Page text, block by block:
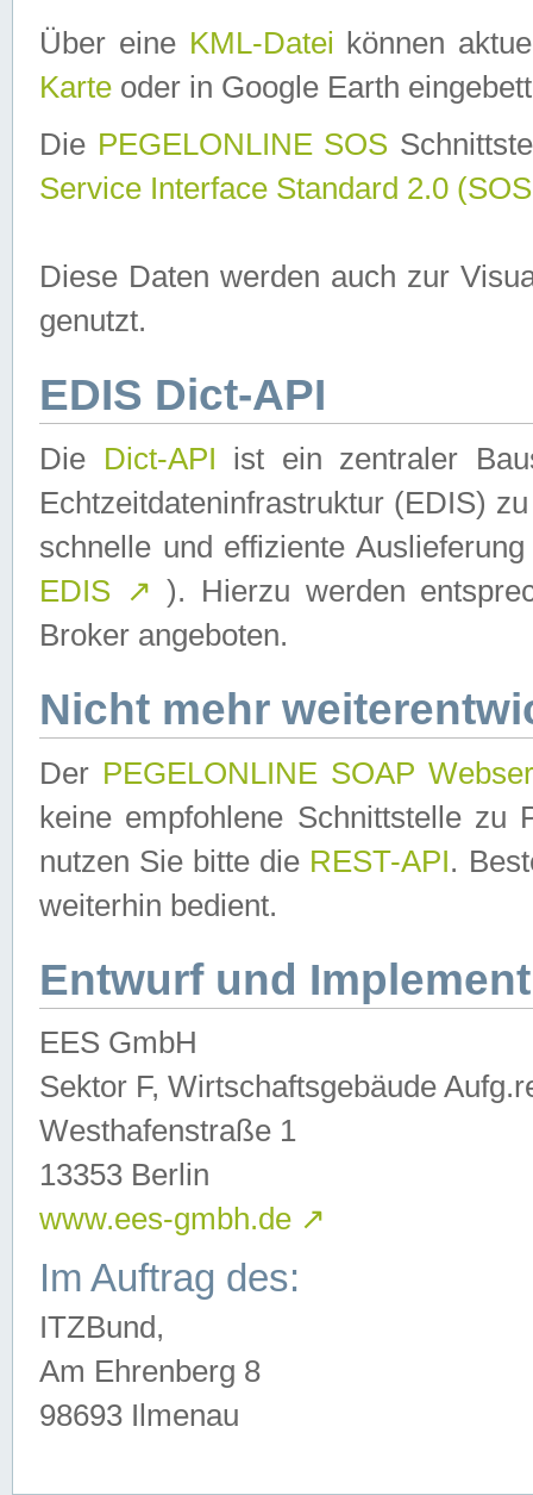
Über eine KML-Datei können
Karte oder in Google Earth
Die PEGELONLINE SOS
Service Interface Standard 2.0
Diese Daten werden auch zur
genutzt.
EDIS Dict-API
Die Dict-API ist ein zentraler
Echtzeitdateninfrastruktur (EDIS)
schnelle und effiziente
EDIS ↗ ). Hierzu werden
Broker angeboten.
Nicht mehr
Der PEGELONLINE SOAP
keine empfohlene Schnittstelle zu
nutzen Sie bitte die REST-API.
weiterhin bedient.
Entwurf und
EES GmbH
Sektor F, Wirtschaftsgebäude
Westhafenstraße 1
13353 Berlin
www.ees-gmbh.de ↗
Im Auftrag des:
ITZBund,
Am Ehrenberg 8
98693 Ilmenau